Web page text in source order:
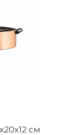
см